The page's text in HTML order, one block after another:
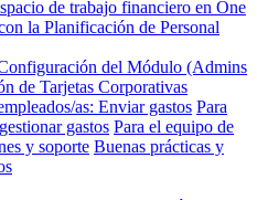
de trabajo financiero en One
la Planificación de Personal
del Módulo (Admins
de Tarjetas Corporativas
as: Enviar gastos Para
gastos Para el equipo de
y soporte Buenas prácticas y